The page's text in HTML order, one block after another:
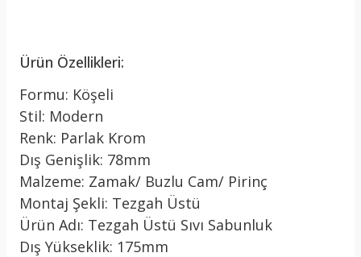
Ürün Özellikleri:
Formu: Köşeli
Stil: Modern
Renk: Parlak Krom
Dış Genişlik: 78mm
Malzeme: Zamak/ Buzlu Cam/ Pirinç
Montaj Şekli: Tezgah Üstü
Ürün Adı: Tezgah Üstü Sıvı Sabunluk
Dış Yükseklik: 175mm